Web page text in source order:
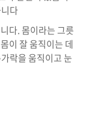
다
다. 몸이라는 그릇
이 잘 움직이는 데
락을 움직이고 눈